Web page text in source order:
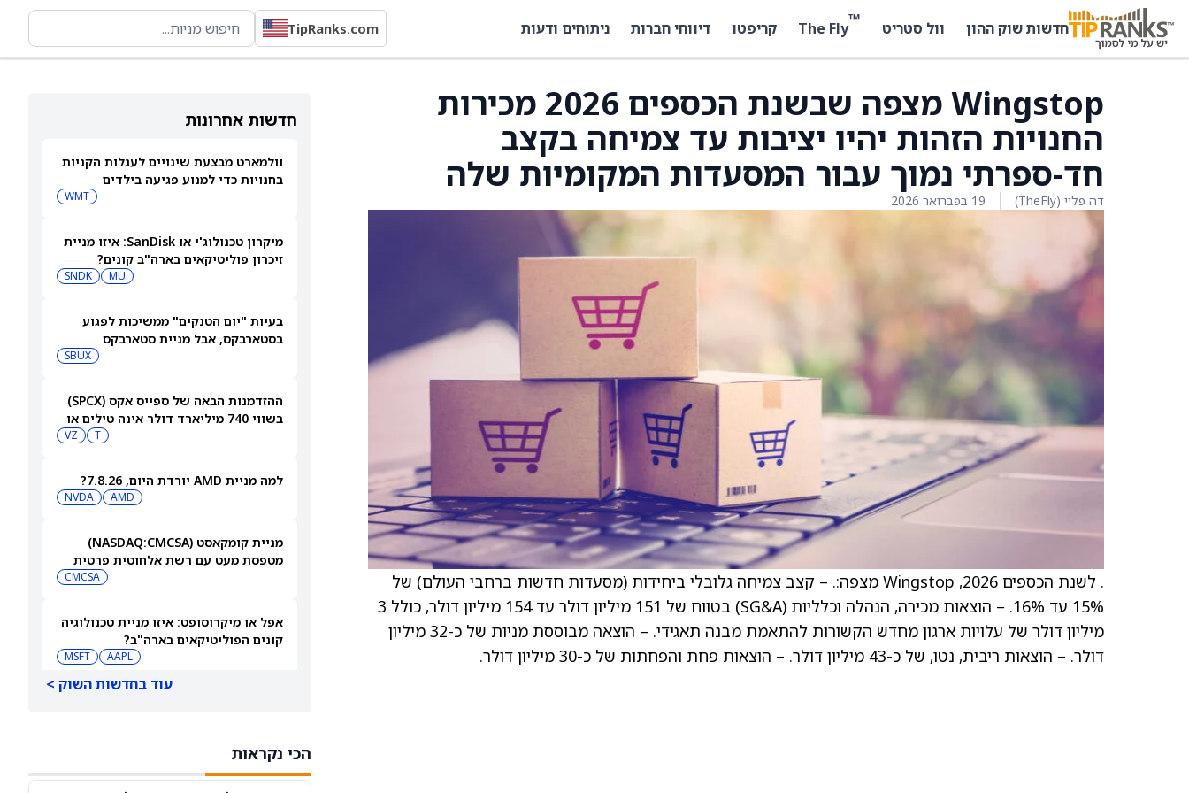
חדשות שוק ההון וול סטריט ™
The Fly קריפטו דיווחי חברות ניתוחים ודעות TipRanks.com
חדשות אחרונות
וולמארט מבצעת שינויים לעגלות הקניות
בחנויות כדי למנוע פגיעה בילדים
WMT
מיקרון טכנולוג'י או SanDisk: איזו מניית
זיכרון פוליטיקאים בארה"ב קונים?
MU
SNDK
בעיות "יום הטנקים" ממשיכות לפגוע
בסטארבקס, אבל מניית סטארבקס
SBUX
ההזדמנות הבאה של ספייס אקס (SPCX)
בשווי 740 מיליארד דולר אינה טילים או
T
VZ
למה מניית AMD יורדת היום, 7.8.26?
AMD
NVDA
מניית קומקאסט (NASDAQ:CMCSA)
מטפסת מעט עם רשת אלחוטית פרטית
CMCSA
אפל או מיקרוסופט: איזו מניית טכנולוגיה
קונים הפוליטיקאים בארה"ב?
AAPL
MSFT
למה מניות מיקרון טכנולוג'י ו-SanDisk
עוד בחדשות השוק >
הכי נקראות
Wingstop מצפה שבשנת הכספים 2026 מכירות
החנויות הזהות יהיו יציבות עד צמיחה בקצב
חד-ספרתי נמוך עבור המסעדות המקומיות שלה
דה פליי (TheFly) 19 בפברואר 2026
. לשנת הכספים 2026, Wingstop מצפה:. – קצב צמיחה גלובלי ביחידות (מסעדות חדשות ברחבי העולם) של
15% עד 16%. – הוצאות מכירה, הנהלה וכלליות (SG&A) בטווח של 151 מיליון דולר עד 154 מיליון דולר, כולל 3
מיליון דולר של עלויות ארגון מחדש הקשורות להתאמת מבנה תאגידי. – הוצאה מבוססת מניות של כ-32 מיליון
דולר. – הוצאות ריבית, נטו, של כ-43 מיליון דולר. – הוצאות פחת והפחתות של כ-30 מיליון דולר.